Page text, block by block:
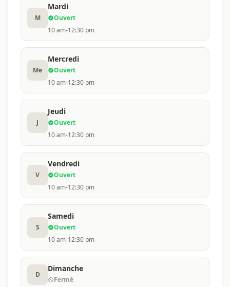
M
Mardi
Ouvert
10 am-12:30 pm
Me
Mercredi
Ouvert
10 am-12:30 pm
J
Jeudi
Ouvert
10 am-12:30 pm
V
Vendredi
Ouvert
10 am-12:30 pm
S
Samedi
Ouvert
10 am-12:30 pm
D
Dimanche
Fermé